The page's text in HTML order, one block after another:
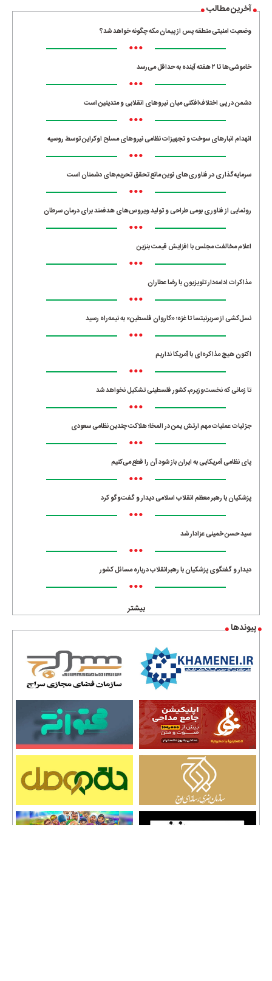
آخرین مطالب
وضعیت امنیتی منطقه پس از پیمان مکه چگونه خواهد شد؟
•••
خاموشی‌ها تا ۲ هفته آینده به حداقل می‌رسد
•••
دشمن در پی اختلاف‌افکنی میان نیروهای انقلابی و متدینین است
•••
انهدام انبارهای سوخت و تجهیزات نظامی نیروهای مسلح اوکراین توسط روسیه
•••
سرمایه‌گذاری در فناوری‌های نوین مانع تحقق تحریم‌های دشمنان است
•••
رونمایی از فناوری بومی طراحی و تولید ویروس‌های هدفمند برای درمان سرطان
•••
اعلام مخالفت مجلس با افزایش قیمت بنزین
•••
مذاکرات ادامه‌دار تلویزیون با رضا عطاران
•••
نسل‌کشی از سربرنیتسا تا غزه؛ «کاروان فلسطین» به نیمه‌راه رسید
•••
اکنون هیچ مذاکره‌ای با آمریکا نداریم
•••
تا زمانی که نخست‌وزیرم، کشور فلسطینی تشکیل نخواهد شد
•••
جزئیات عملیات مهم ارتش یمن در المخا؛ هلاکت چندین نظامی سعودی
•••
پای نظامی آمریکایی به ایران باز شود آن را قطع می‌کنیم
•••
پزشکیان با رهبر معظم انقلاب اسلامی دیدار و گفت‌وگو کرد
•••
سید حسن خمینی عزادار شد
•••
دیدار و گفتگوی پزشکیان با رهبرانقلاب درباره مسائل کشور
•••
بیشتر
پیوندها